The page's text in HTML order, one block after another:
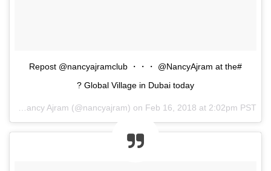
#Repost @nancyajramclub ・・・ @NancyAjram at the
Global Village in Dubai today ?
Nancy Ajram (@nancyajram) on Feb 16, 2018 at 2:02pm PST